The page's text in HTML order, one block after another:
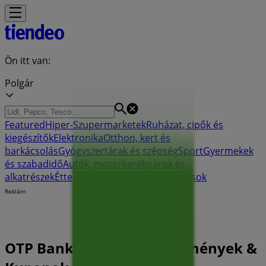
Ön itt van:
Polgár
FeaturedHiper-SzupermarketekRuházat, cipők és
kiegészítőkElektronikaOtthon, kert és
barkácsolásGyógyszertárak és szépségSportGyermekek
és szabadidőAutók, motorkerékpárok és
alkatrészekÉttermek Bankok és szolgáltatások
Reklám
OTP Bank Polgár - Kedvezmények &